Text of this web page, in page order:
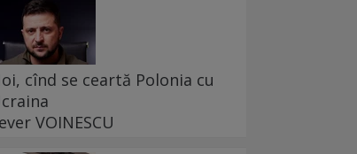
cînd se ceartă Polonia cu
VOINESCU